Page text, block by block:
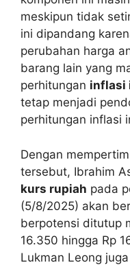
meskipun tidak
ini dipandang
perubahan harga
barang lain yang
perhitungan inflasi
tetap menjadi
perhitungan inflasi
Dengan
tersebut, Ibrahim
kurs rupiah pada
(5/8/2025) akan
berpotensi ditutup
16.350 hingga Rp
Lukman Leong